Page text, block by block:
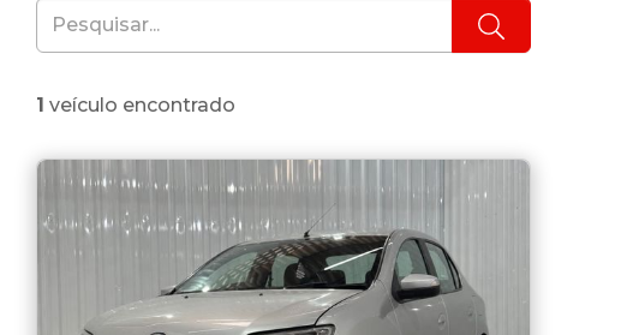
1 veículo encontrado